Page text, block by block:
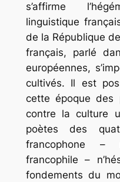
s’affirme
linguistique
de la République
français, parlé
européennes,
cultivés. Il est
cette époque des
contre la culture
poètes des
francophone –
francophile –
fondements du